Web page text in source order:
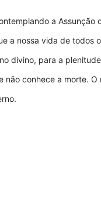
a Assunção
a nossa vida de todos
divino, para a
não conhece a morte.